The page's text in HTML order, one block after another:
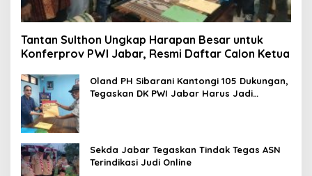
Tantan Sulthon Ungkap Harapan Besar untuk
Konferprov PWI Jabar, Resmi Daftar Calon Ketua
Oland PH Sibarani Kantongi 105 Dukungan,
Tegaskan DK PWI Jabar Harus Jadi
Sekda Jabar Tegaskan Tindak Tegas ASN
Terindikasi Judi Online